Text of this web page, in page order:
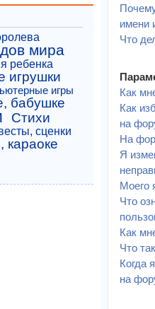
имени
Что
Как
Как
на
На
Я
Моего
Что
Как
Что
Когда
на
мира
ребенка
игрушки
игры
бабушке
Стихи
сценки
караоке